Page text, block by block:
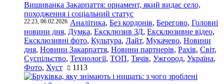
Вишиванка Закарпаття: орнамент, який видає село,
походження і соціальний статус
22:23, 06.02.2026 Аналітика, Без кордонів, Берегово, Головні
новини дня, Думка, Ексклюзив ЗД, Ексклюзивне відео,
Ексклюзивні фото, Культура, Лайт, Мукачево, Новини
дня, Новини Закарпаття, Новини партнерів, Рахів, Світ,
Суспільство, Технології, ТОП, Тячів, Ужгород, Україна,
Фото, Хуст 1113